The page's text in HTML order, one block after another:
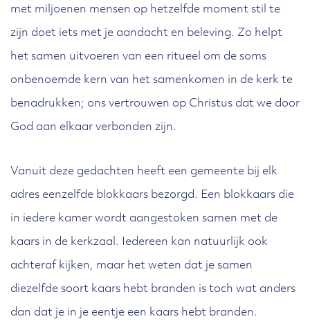
met miljoenen mensen op hetzelfde moment stil te
zijn doet iets met je aandacht en beleving. Zo helpt
het samen uitvoeren van een ritueel om de soms
onbenoemde kern van het samenkomen in de kerk te
benadrukken; ons vertrouwen op Christus dat we door
God aan elkaar verbonden zijn.
Vanuit deze gedachten heeft een gemeente bij elk
adres eenzelfde blokkaars bezorgd. Een blokkaars die
in iedere kamer wordt aangestoken samen met de
kaars in de kerkzaal. Iedereen kan natuurlijk ook
achteraf kijken, maar het weten dat je samen
diezelfde soort kaars hebt branden is toch wat anders
dan dat je in je eentje een kaars hebt branden.